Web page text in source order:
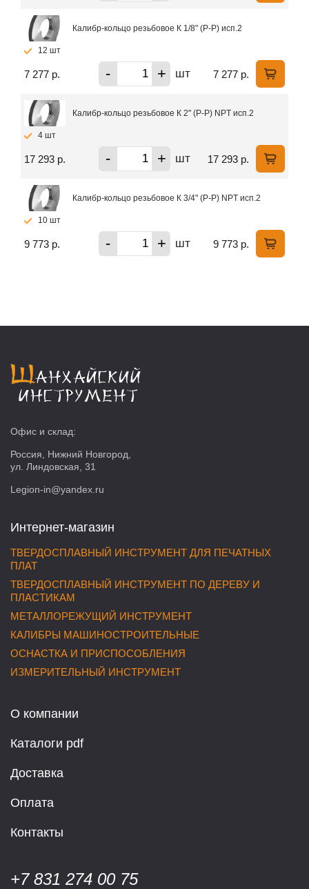
Калибр-кольцо резьбовое К 1/8" (Р-Р) исп.2
12 шт
7 277 р. - + шт 7 277 р.
Калибр-кольцо резьбовое К 2" (Р-Р) NPT исп.2
4 шт
17 293 р. - + шт 17 293 р.
Калибр-кольцо резьбовое К 3/4" (Р-Р) NPT исп.2
10 шт
9 773 р. - + шт 9 773 р.
Офис и склад:
Россия, Нижний Новгород,
ул. Линдовская, 31
Legion-in@yandex.ru
Интернет-магазин
ТВЕРДОСПЛАВНЫЙ ИНСТРУМЕНТ ДЛЯ ПЕЧАТНЫХ
ПЛАТ
ТВЕРДОСПЛАВНЫЙ ИНСТРУМЕНТ ПО ДЕРЕВУ И
ПЛАСТИКАМ
МЕТАЛЛОРЕЖУЩИЙ ИНСТРУМЕНТ
КАЛИБРЫ МАШИНОСТРОИТЕЛЬНЫЕ
ОСНАСТКА И ПРИСПОСОБЛЕНИЯ
ИЗМЕРИТЕЛЬНЫЙ ИНСТРУМЕНТ
О компании
Каталоги pdf
Доставка
Оплата
Контакты
+7 831 274 00 75